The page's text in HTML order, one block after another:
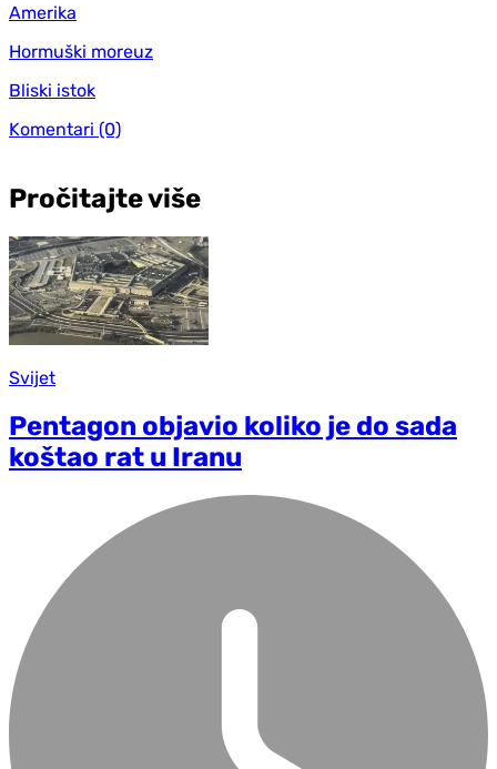
Amerika
Hormuški moreuz
Bliski istok
Komentari (0)
Pročitajte više
Svijet
Pentagon objavio koliko je do sada
koštao rat u Iranu